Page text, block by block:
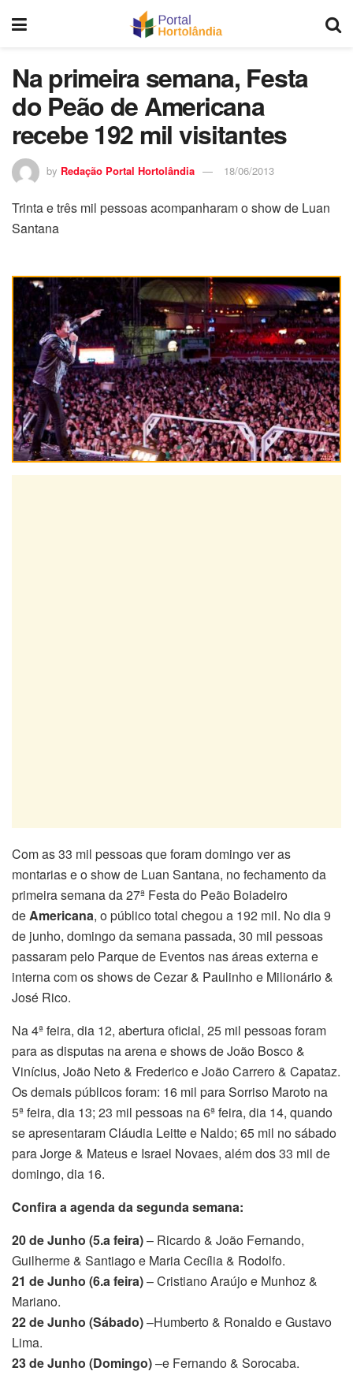
Na primeira semana, Festa
do Peão de Americana
recebe 192 mil visitantes
by Redação Portal Hortolândia 18/06/2013
Trinta e três mil pessoas acompanharam o show de Luan
Santana
Com as 33 mil pessoas que foram domingo ver as
montarias e o show de Luan Santana, no fechamento da
primeira semana da 27ª Festa do Peão Boiadeiro
deAmericana, o público total chegou a 192 mil. No dia 9
de junho, domingo da semana passada, 30 mil pessoas
passaram pelo Parque de Eventos nas áreas externa e
interna com os shows de Cezar & Paulinho e Milionário &
José Rico.
Na 4ª feira, dia 12, abertura oficial, 25 mil pessoas foram
para as disputas na arena e shows de João Bosco &
Vinícius, João Neto & Frederico e João Carrero & Capataz.
Os demais públicos foram: 16 mil para Sorriso Maroto na
5ª feira, dia 13; 23 mil pessoas na 6ª feira, dia 14, quando
se apresentaram Cláudia Leitte e Naldo; 65 mil no sábado
para Jorge & Mateus e Israel Novaes, além dos 33 mil de
domingo, dia 16.
Confira a agenda da segunda semana:
20 de Junho (5.a feira)– Ricardo & João Fernando,
Guilherme & Santiago e Maria Cecília & Rodolfo.
21 de Junho (6.a feira)– Cristiano Araújo e Munhoz &
Mariano.
22 de Junho (Sábado)–Humberto & Ronaldo e Gustavo
Lima.
23 de Junho (Domingo)–e Fernando & Sorocaba.